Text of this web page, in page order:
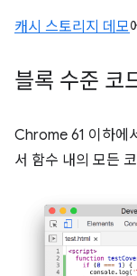
캐시 스토리지 데모
블록 수준 코
Chrome 61 이하에
서 함수 내의 모든